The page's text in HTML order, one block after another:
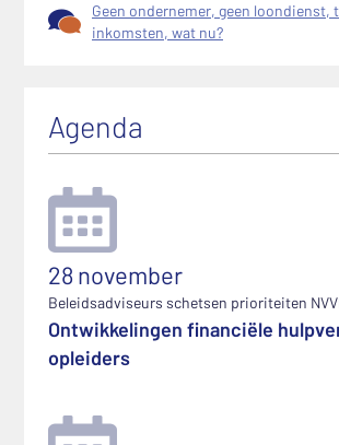
Geen ondernemer, geen loondienst,
inkomsten, wat nu?
Agenda
28 november
Beleidsadviseurs schetsen prioriteiten
Ontwikkelingen financiële
opleiders